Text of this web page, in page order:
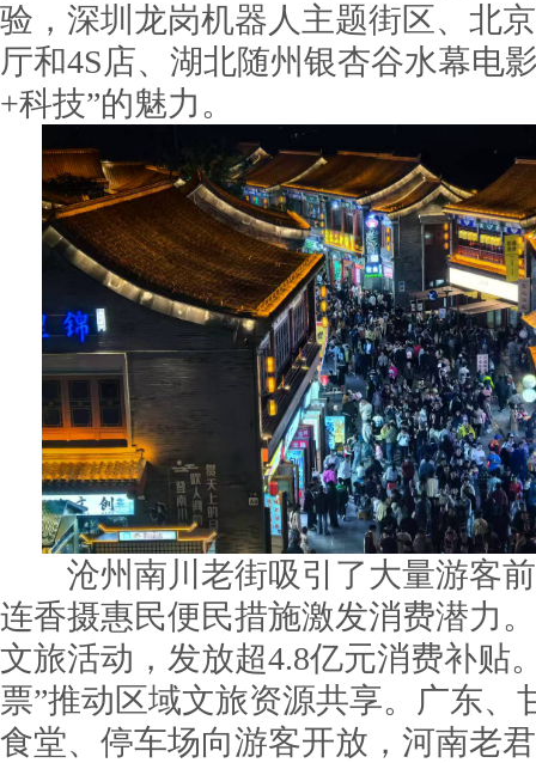
验，深圳龙岗机器人主题街区、北
厅和4S店、湖北随州银杏谷水幕电
+科技”的魅力。
沧州南川老街吸引了大量游客前
连香摄惠民便民措施激发消费潜力
文旅活动，发放超4.8亿元消费补贴
票”推动区域文旅资源共享。广东、
食堂、停车场向游客开放，河南老